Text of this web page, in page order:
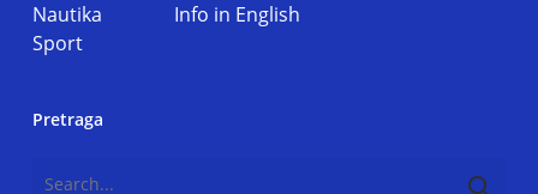
Nautika Info in English
Sport
Pretraga